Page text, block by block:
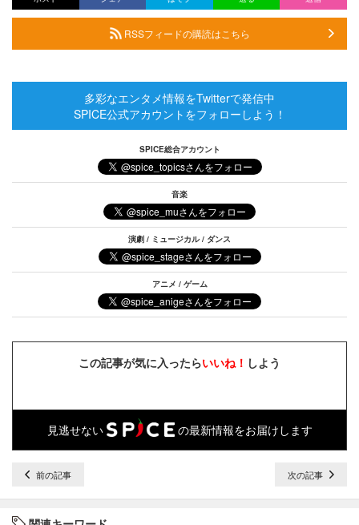
RSSフィードの購読はこちら
多彩なエンタメ情報をTwitterで発信中
SPICE公式アカウントをフォローしよう！
SPICE総合アカウント
音楽
演劇 / ミュージカル / ダンス
アニメ / ゲーム
この記事が気に入ったらいいね！ しよう
見逃せない の最新情報をお届けします
前の記事 次の記事